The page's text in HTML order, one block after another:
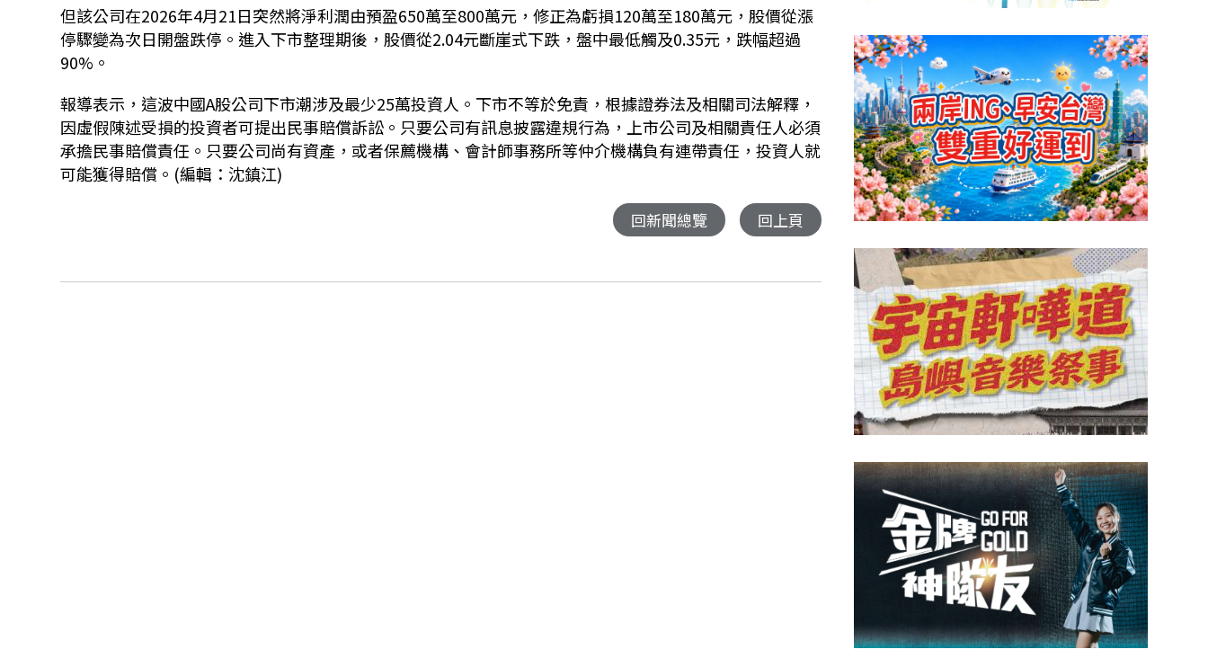
但該公司在2026年4月21日突然將淨利潤由預盈650萬至800萬元，修正為虧損120萬至180萬元，股價從漲
停驟變為次日開盤跌停。進入下市整理期後，股價從2.04元斷崖式下跌，盤中最低觸及0.35元，跌幅超過
90%。
報導表示，這波中國A股公司下市潮涉及最少25萬投資人。下市不等於免責，根據證券法及相關司法解釋，
因虛假陳述受損的投資者可提出民事賠償訴訟。只要公司有訊息披露違規行為，上市公司及相關責任人必須
承擔民事賠償責任。只要公司尚有資產，或者保薦機構、會計師事務所等仲介機構負有連帶責任，投資人就
可能獲得賠償。(編輯：沈鎮江)
回新聞總覽 回上頁